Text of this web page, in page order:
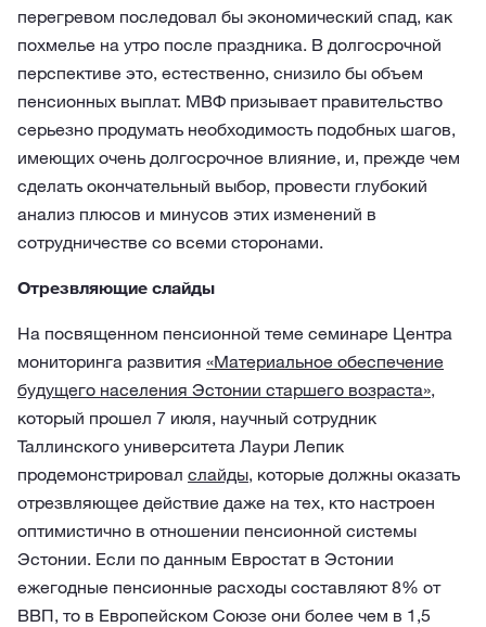
перегревом последовал бы экономический спад, как
похмелье на утро после праздника. В долгосрочной
перспективе это, естественно, снизило бы объем
пенсионных выплат. МВФ призывает правительство
серьезно продумать необходимость подобных шагов,
имеющих очень долгосрочное влияние, и, прежде чем
сделать окончательный выбор, провести глубокий
анализ плюсов и минусов этих изменений в
сотрудничестве со всеми сторонами.
Отрезвляющие слайды
На посвященном пенсионной теме семинаре Центра
мониторинга развития «Материальное обеспечение
будущего населения Эстонии старшего возраста»,
который прошел 7 июля, научный сотрудник
Таллинского университета Лаури Лепик
продемонстрировал слайды, которые должны оказать
отрезвляющее действие даже на тех, кто настроен
оптимистично в отношении пенсионной системы
Эстонии. Если по данным Евростат в Эстонии
ежегодные пенсионные расходы составляют 8% от
ВВП, то в Европейском Союзе они более чем в 1,5